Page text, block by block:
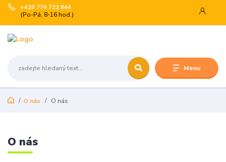
Menu
+420 774 722 844
(Po-Pá, 8-16 hod.)
O nás O nás
O nás